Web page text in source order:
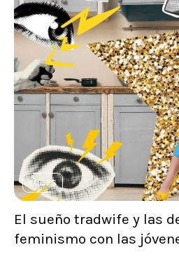
VOCES
El sueño tradwife y las
feminismo con las